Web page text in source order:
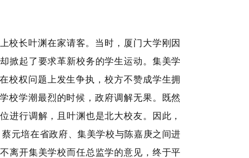
校长叶渊在家请客。当时，厦门大学刚因
掀起了要求革新校务的学生运动。集美学
校权问题上发生争执，校方不赞成学生拥
校学潮最烈的时候，政府调解无果。既然
进行调解，且叶渊也是北大校友。因此，
元培在省政府、集美学校与陈嘉庚之间进
离开集美学校而任总监学的意见，终于平